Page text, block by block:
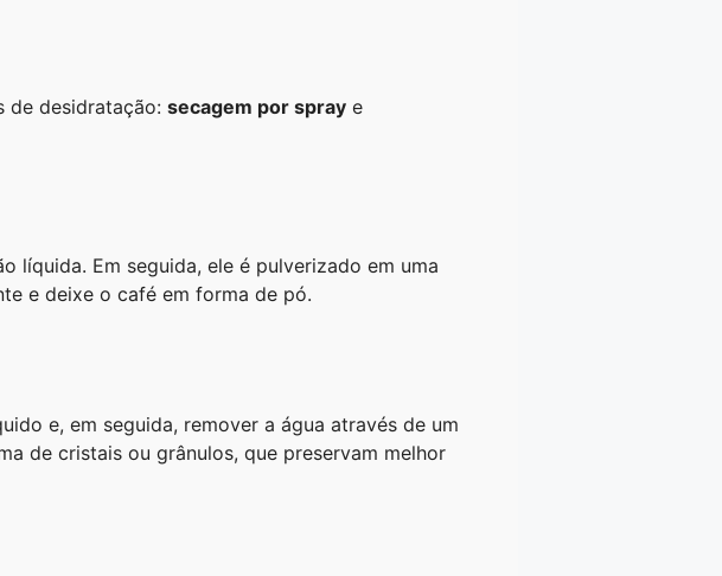
de desidratação: secagem por spray e
líquida. Em seguida, ele é pulverizado em uma
e deixe o café em forma de pó.
e, em seguida, remover a água através de um
de cristais ou grânulos, que preservam melhor